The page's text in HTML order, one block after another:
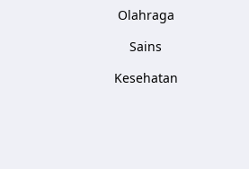
Olahraga
Sains
Kesehatan